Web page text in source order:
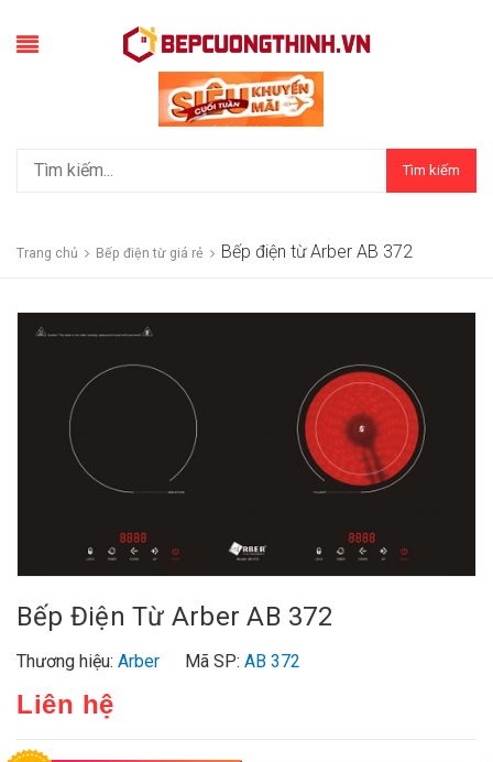
Tìm kiếm
Trang chủ Bếp điện từ giá rẻ Bếp điện từ Arber AB 372
Bếp Điện Từ Arber AB 372
Thương hiệu: Arber Mã SP: AB 372
Liên hệ